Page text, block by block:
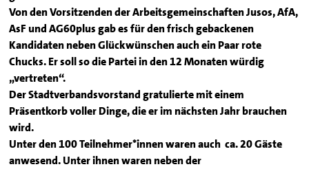
Von den Vorsitzenden der Arbeitsgemeinschaften Jusos, AfA,
AsF und AG60plus gab es für den frisch gebackenen
Kandidaten neben Glückwünschen auch ein Paar rote
Chucks. Er soll so die Partei in den 12 Monaten würdig
„vertreten“.
Der Stadtverbandsvorstand gratulierte mit einem
Präsentkorb voller Dinge, die er im nächsten Jahr brauchen
wird.
Unter den 100 Teilnehmer*innen waren auch ca. 20 Gäste
anwesend. Unter ihnen waren neben der